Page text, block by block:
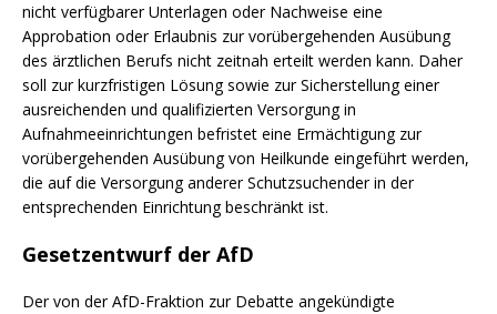
nicht verfügbarer Unterlagen oder Nachweise eine
Approbation oder Erlaubnis zur vorübergehenden Ausübung
des ärztlichen Berufs nicht zeitnah erteilt werden kann. Daher
soll zur kurzfristigen Lösung sowie zur Sicherstellung einer
ausreichenden und qualifizierten Versorgung in
Aufnahmeeinrichtungen befristet eine Ermächtigung zur
vorübergehenden Ausübung von Heilkunde eingeführt werden,
die auf die Versorgung anderer Schutzsuchender in der
entsprechenden Einrichtung beschränkt ist.
Gesetzentwurf der AfD
Der von der AfD-Fraktion zur Debatte angekündigte